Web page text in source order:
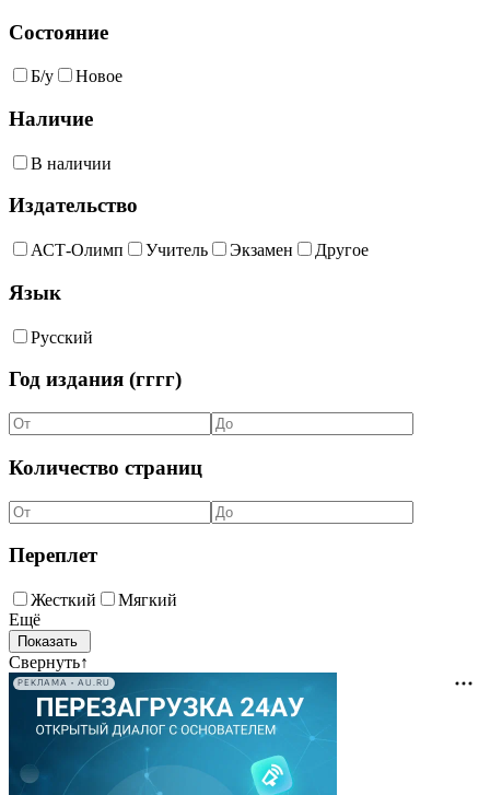
Состояние
Б/у Новое
Наличие
В наличии
Издательство
АСТ-Олимп Учитель Экзамен Другое
Язык
Русский
Год издания (гггг)
Количество страниц
Переплет
Жесткий
Мягкий
Ещё
Свернуть↑
РЕКЛАМА • AU.RU